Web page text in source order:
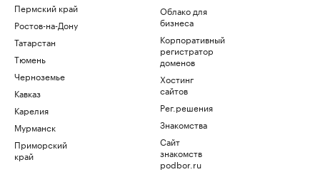
Пермский край
Ростов-на-Дону
Татарстан
Тюмень
Черноземье
Кавказ
Карелия
Мурманск
Приморский
край
Облако для
бизнеса
Корпоративный
регистратор
доменов
Хостинг
сайтов
Рег.решения
Знакомства
Сайт
знакомств
podbor.ru